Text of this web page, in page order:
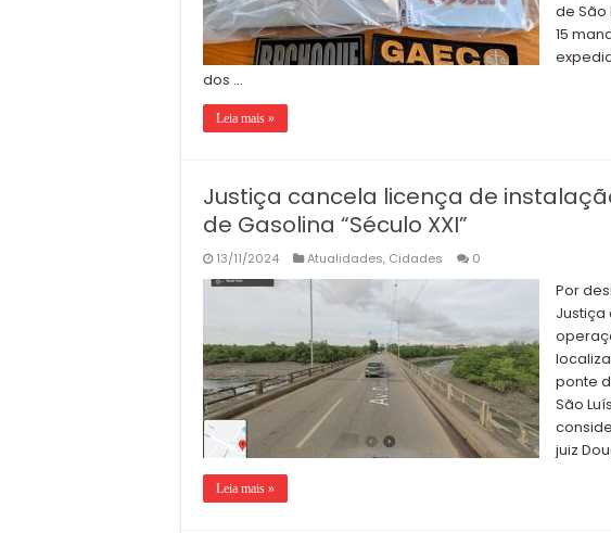
de São
15
dos …
Leia mais »
Justiça cancela licença de
de Gasolina “Século XXI”
13/11/2024 Atualidades, Cidades 0
Por
ponte
São
juiz
Leia mais »